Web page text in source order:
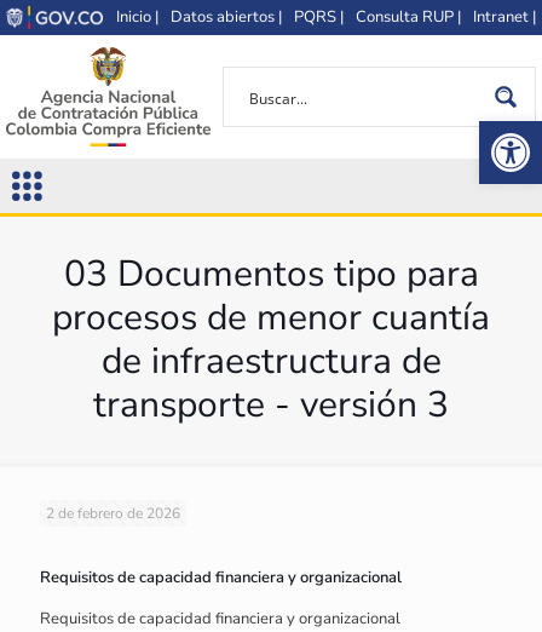
Inicio | Datos abiertos | PQRS | Consulta RUP | Intranet |
03 Documentos tipo para
procesos de menor cuantía
de infraestructura de
transporte - versión 3
2 de febrero de 2026
Requisitos de capacidad financiera y organizacional
Requisitos de capacidad financiera y organizacional